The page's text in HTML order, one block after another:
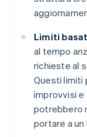
Limiti
al tempo
richieste al
Questi limiti
improvvisi e
potrebbero
portare a